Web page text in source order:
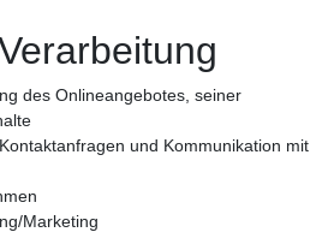
des Onlineangebotes, seiner
und Kommunikation mit
Marketing